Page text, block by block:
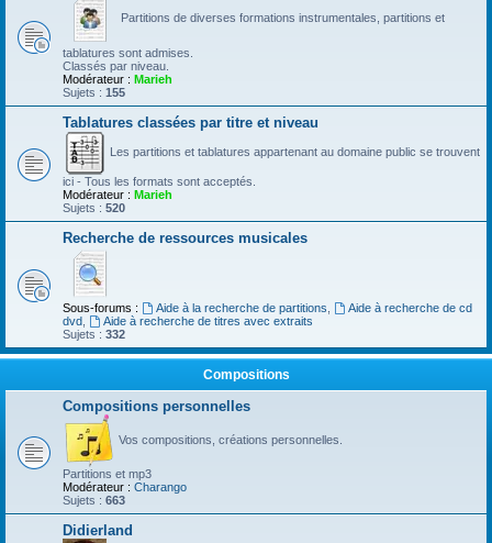
Partitions de diverses formations instrumentales, partitions et
tablatures sont admises.
Classés par niveau.
Modérateur : Marieh
Sujets : 155
Tablatures classées par titre et niveau
Les partitions et tablatures appartenant au domaine public se trouvent
ici - Tous les formats sont acceptés.
Modérateur : Marieh
Sujets : 520
Recherche de ressources musicales
Sous-forums : Aide à la recherche de partitions
Aide à recherche de cd
dvd
Aide à recherche de titres avec extraits
Sujets : 332
Compositions
Compositions personnelles
Vos compositions, créations personnelles.
Partitions et mp3
Modérateur : Charango
Sujets : 663
Didierland